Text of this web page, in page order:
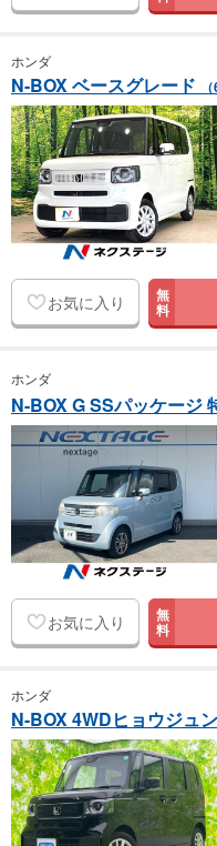
ホンダ
N-BOX ベースグレード
お気に入り 無
料
ホンダ
N-BOX G SSパッケージ
お気に入り 無
料
ホンダ
N-BOX 4WDヒョウジュン